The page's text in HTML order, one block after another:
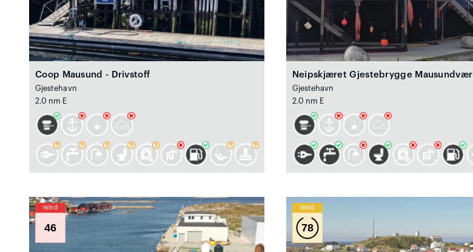
Coop Mausund - Drivstoff
Gjestehavn
2.0 nm E
Neipskjæret Gjestebrygge Mausundvær
Gjestehavn
2.0 nm E
Wind
46
Wind
78